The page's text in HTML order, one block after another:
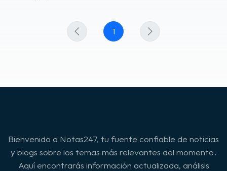
1
Bienvenido a Notas247, tu fuente confiable de noticias
y blogs sobre los temas más relevantes del momento.
Aquí encontrarás información actualizada, análisis